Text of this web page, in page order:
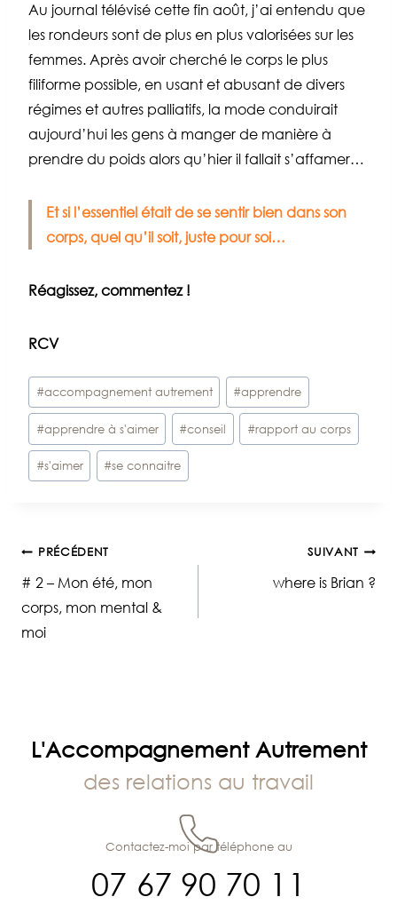
Au journal télévisé cette fin août, j’ai entendu que
les rondeurs sont de plus en plus valorisées sur les
femmes. Après avoir cherché le corps le plus
filiforme possible, en usant et abusant de divers
régimes et autres palliatifs, la mode conduirait
aujourd’hui les gens à manger de manière à
prendre du poids alors qu’hier il fallait s’affamer…
Et si l’essentiel était de se sentir bien dans son
corps, quel qu’il soit, juste pour soi…
Réagissez, commentez !
RCV
Étiquettes
de
la
publication :
#accompagnement autrement #apprendre
#apprendre à s'aimer #conseil #rapport au corps
#s'aimer #se connaitre
Navigation
de
PRÉCÉDENT
# 2 – Mon été, mon
corps, mon mental &
moi
SUIVANT
where is Brian ?
L'Accompagnement Autrement
des relations au travail
07 67 90 70 11
Contactez-moi par téléphone au